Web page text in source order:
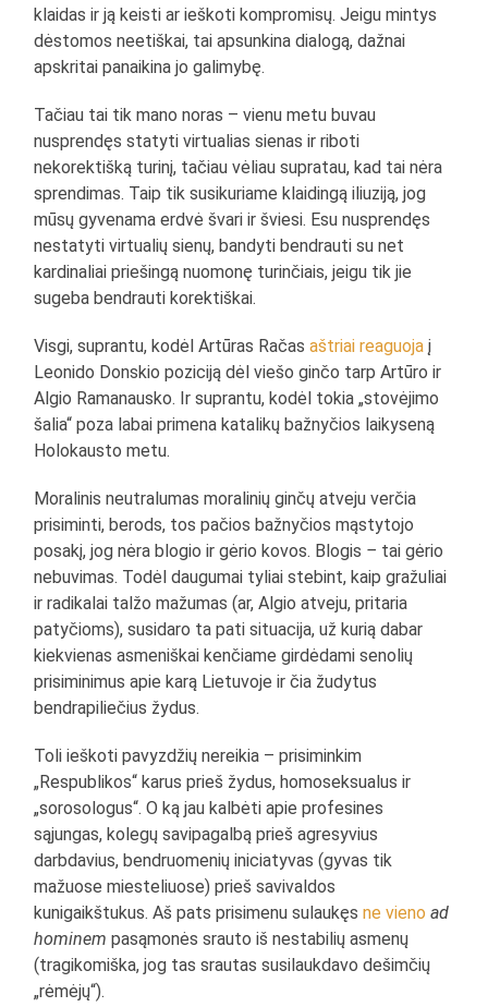
klaidas ir ją keisti ar ieškoti kompromisų. Jeigu mintys
dėstomos neetiškai, tai apsunkina dialogą, dažnai
apskritai panaikina jo galimybę.
Tačiau tai tik mano noras – vienu metu buvau
nusprendęs statyti virtualias sienas ir riboti
nekorektišką turinį, tačiau vėliau supratau, kad tai nėra
sprendimas. Taip tik susikuriame klaidingą iliuziją, jog
mūsų gyvenama erdvė švari ir šviesi. Esu nusprendęs
nestatyti virtualių sienų, bandyti bendrauti su net
kardinaliai priešingą nuomonę turinčiais, jeigu tik jie
sugeba bendrauti korektiškai.
Visgi, suprantu, kodėl Artūras Račasaštriai reaguoja į
Leonido Donskio poziciją dėl viešo ginčo tarp Artūro ir
Algio Ramanausko. Ir suprantu, kodėl tokia „stovėjimo
šalia“ poza labai primena katalikų bažnyčios laikyseną
Holokausto metu.
Moralinis neutralumas moralinių ginčų atveju verčia
prisiminti, berods, tos pačios bažnyčios mąstytojo
posakį, jog nėra blogio ir gėrio kovos. Blogis – tai gėrio
nebuvimas. Todėl daugumai tyliai stebint, kaip gražuliai
ir radikalai talžo mažumas (ar, Algio atveju, pritaria
patyčioms), susidaro ta pati situacija, už kurią dabar
kiekvienas asmeniškai kenčiame girdėdami senolių
prisiminimus apie karą Lietuvoje ir čia žudytus
bendrapiliečius žydus.
Toli ieškoti pavyzdžių nereikia – prisiminkim
„Respublikos“ karus prieš žydus, homoseksualus ir
„sorosologus“. O ką jau kalbėti apie profesines
sąjungas, kolegų savipagalbą prieš agresyvius
darbdavius, bendruomenių iniciatyvas (gyvas tik
mažuose miesteliuose) prieš savivaldos
kunigaikštukus. Aš pats prisimenu sulaukęsne vieno ad
hominem pasąmonės srauto iš nestabilių asmenų
(tragikomiška, jog tas srautas susilaukdavo dešimčių
„rėmėjų“).